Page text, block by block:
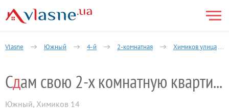
Vlasne Южный 4-й 2-комнатная Химиков улица
Сд ам свою 2-х комнатную квартиру
Южный, Химиков 14